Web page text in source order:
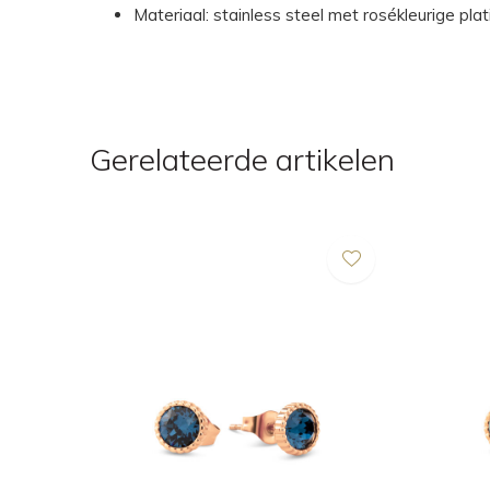
Materiaal: stainless steel met rosékleurige
Gerelateerde artikelen